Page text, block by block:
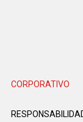
CORPORATIVO